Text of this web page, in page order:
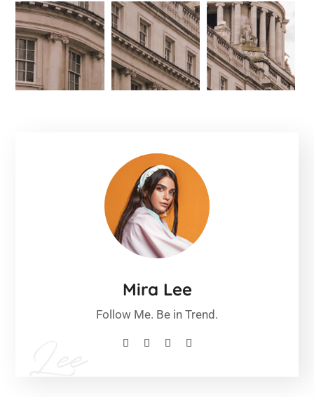
Mira Lee
Follow Me. Be in Trend.